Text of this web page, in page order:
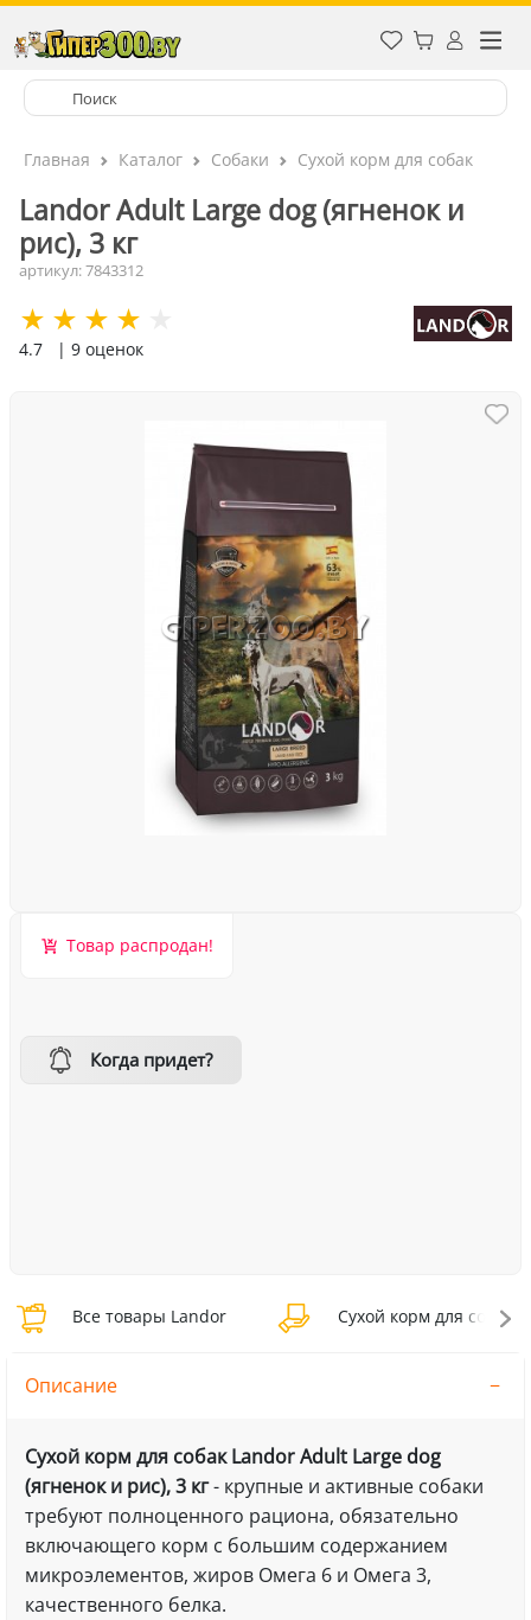
Главная Каталог Собаки Сухой корм для собак
Landor Adult Large dog (ягненок и
рис), 3 кг
артикул: 7843312
4.7 | 9 оценок
Товар распродан!
Когда придет?
Все товары Landor Сухой корм для собак
Описание
Сухой корм для собак Landor Adult Large dog
(ягненок и рис), 3 кг- крупные и активные собаки
требуют полноценного рациона, обязательно
включающего корм с большим содержанием
микроэлементов, жиров Омега 6 и Омега 3,
качественного белка.